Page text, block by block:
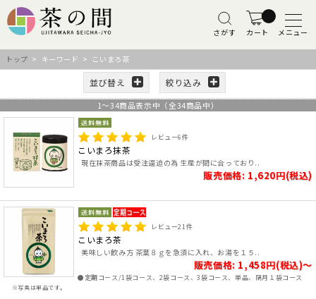
さがす カート メニュー
トップ > キーワード > こいまろ茶
並び替え 絞り込み
1～34商品表示中（全34商品中）
レビュー6件
こいまろ抹茶
現在抹茶商品は受注逼迫の為 生産が間に合っており..
販売価格: 1,620円(税込)
※写真は単品です。
レビュー21件
こいまろ茶
美味しい飲み方 茶葉８ｇを急須に入れ、お湯を１５..
販売価格: 1,458円(税込)～
●定期コース/1袋コース、2袋コース、3袋コース、単品、隔月１袋コース